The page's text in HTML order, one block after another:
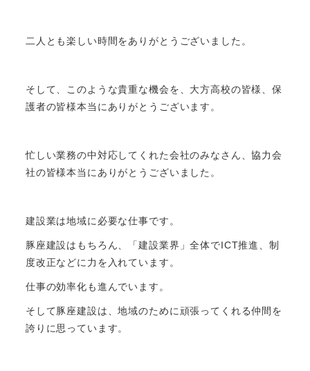
二人とも楽しい時間をありがとうございました。
そして、このような貴重な機会を、大方高校の皆様、保
護者の皆様本当にありがとうございます。
忙しい業務の中対応してくれた会社のみなさん、協力会
社の皆様本当にありがとうございました。
建設業は地域に必要な仕事です。
豚座建設はもちろん、「建設業界」全体でICT推進、制
度改正などに力を入れています。
仕事の効率化も進んでいます。
そして豚座建設は、地域のために頑張ってくれる仲間を
誇りに思っています。